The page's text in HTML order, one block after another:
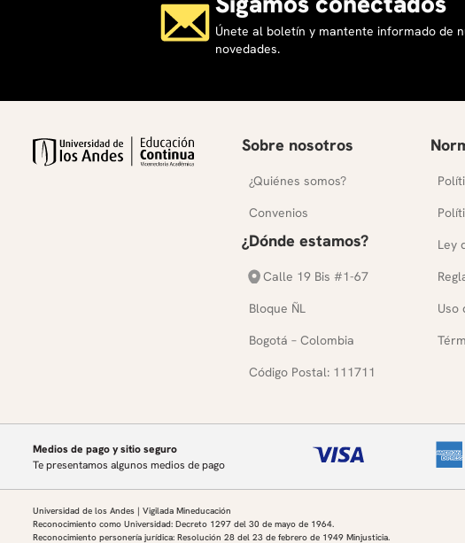
Únete al boletín y mantente informado de
novedades.
Sobre nosotros
¿Quiénes somos?
Convenios
¿Dónde estamos?
Calle 19 Bis #1-67
Bloque ÑL
Bogotá – Colombia
Código Postal: 111711
Ley
Uso
Medios de pago y sitio seguro
Te presentamos algunos medios de pago
Universidad de los Andes | Vigilada Mineducación
Reconocimiento como Universidad: Decreto 1297 del 30 de mayo de 1964.
Reconocimiento personería jurídica: Resolución 28 del 23 de febrero de 1949 Minjusticia.